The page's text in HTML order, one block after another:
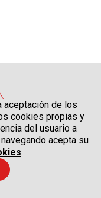
aceptación de los
cookies propias y
del usuario a
acepta su
.